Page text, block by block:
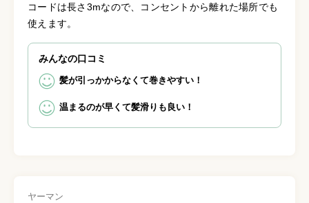
コードは長さ3mなので、コンセントから離れた場所でも
使えます。
みんなの口コミ
髪が引っかからなくて巻きやすい！
温まるのが早くて髪滑りも良い！
ヤーマン